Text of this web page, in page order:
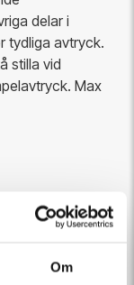
Om
delar i
tydliga avtryck.
stilla vid
Max
i onlineeditorn.